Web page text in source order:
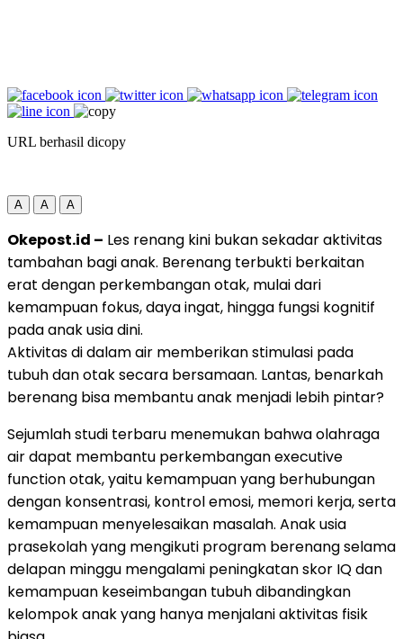
URL berhasil dicopy
A A A
Okepost.id – Les renang kini bukan sekadar aktivitas
tambahan bagi anak. Berenang terbukti berkaitan
erat dengan perkembangan otak, mulai dari
kemampuan fokus, daya ingat, hingga fungsi kognitif
pada anak usia dini.
Aktivitas di dalam air memberikan stimulasi pada
tubuh dan otak secara bersamaan. Lantas, benarkah
berenang bisa membantu anak menjadi lebih pintar?
Sejumlah studi terbaru menemukan bahwa olahraga
air dapat membantu perkembangan executive
function otak, yaitu kemampuan yang berhubungan
dengan konsentrasi, kontrol emosi, memori kerja, serta
kemampuan menyelesaikan masalah. Anak usia
prasekolah yang mengikuti program berenang selama
delapan minggu mengalami peningkatan skor IQ dan
kemampuan keseimbangan tubuh dibandingkan
kelompok anak yang hanya menjalani aktivitas fisik